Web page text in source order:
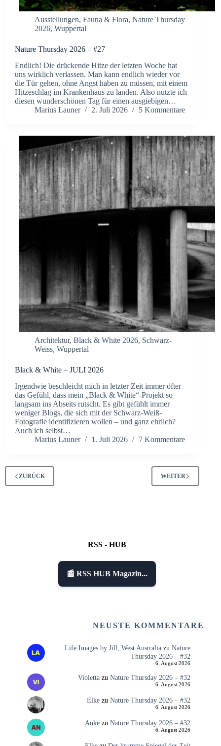
Ausstellungen, Fauna & Flora, Nature Thursday
2026, Wuppertal
Nature Thursday 2026 – #27
Endlich! Die drückende Hitze der letzten Woche hat
uns wirklich verlassen. Man kann endlich wieder vor
die Tür gehen, ohne Angst haben zu müssen, mit einem
Hitzeschlag im Krankenhaus zu landen. Also nutzte ich
diesen wunderschönen Tag für einen ausgiebigen…
Marius Launer
2. Juli 2026 5 Kommentare
Architektur, Black & White 2026, Schwarz-
Weiss, Wuppertal
Black & White – JULI 2026
Irgendwie beschleicht mich in letzter Zeit immer öfter
das Gefühl, dass mein „Black & White“-Projekt so
langsam ins Abseits rutscht. Es gibt gefühlt immer
weniger Blogs, die sich mit der Schwarz-Weiß-
Fotografie identifizieren wollen – und ganz ehrlich?
Auch ich selbst…
Marius Launer
1. Juli 2026 7 Kommentare
ZURÜCK WEITER
RSS - HUB
📰 RSS HUB Magazin...
NEUSTE KOMMENTARE
Life Images by Jill, West Australiazu Nature
Thursday 2026 – #32
6. August 2026
Violettazu Nature Thursday 2026 – #32
6. August 2026
Elkezu Nature Thursday 2026 – #32
6. August 2026
Ankezu Nature Thursday 2026 – #32
6. August 2026